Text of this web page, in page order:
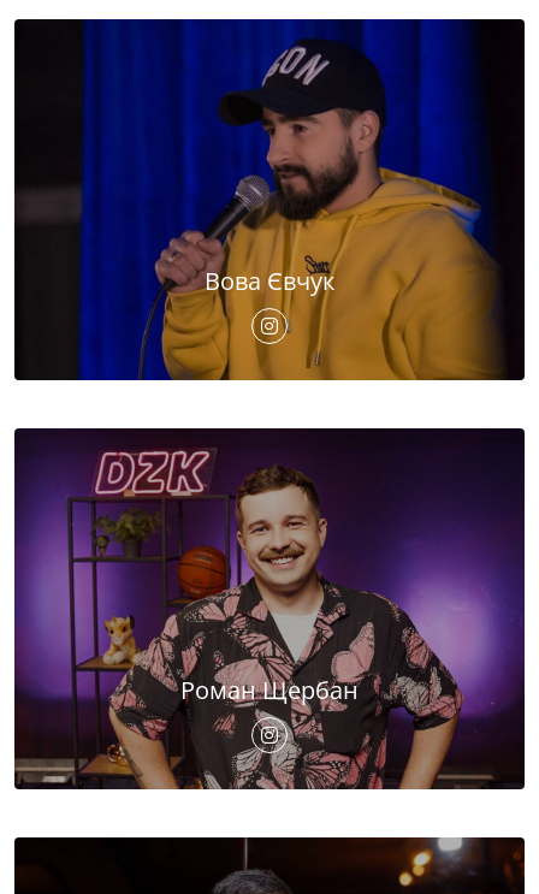
Вова Євчук
Роман Щербан